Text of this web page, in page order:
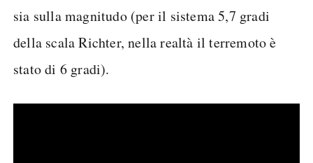
sia sulla magnitudo (per il sistema 5,7 gradi
della scala Richter, nella realtà il terremoto è
stato di 6 gradi).